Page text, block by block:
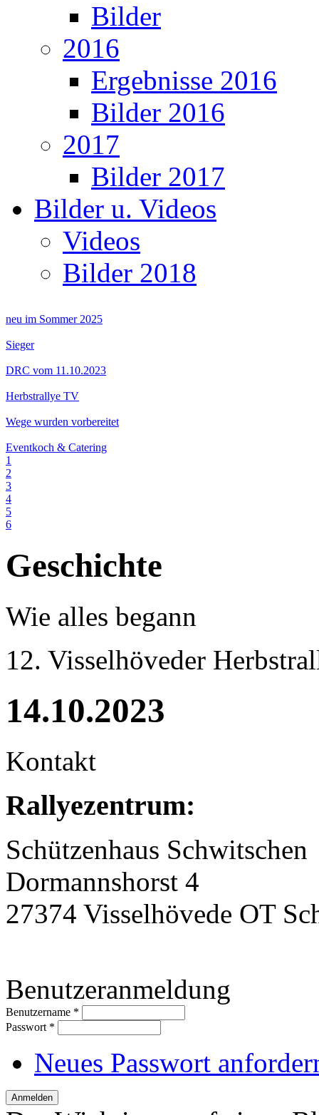
Bilder
2016
Ergebnisse 2016
Bilder 2016
2017
Bilder 2017
Bilder u. Videos
Videos
Bilder 2018
neu im Sommer 2025
Sieger
DRC vom 11.10.2023
Herbstrallye TV
Wege wurden vorbereitet
Eventkoch & Catering
1
2
3
4
5
6
Geschichte
Wie alles begann
12. Visselhöveder
14.10.2023
Kontakt
Rallyezentrum:
Schützenhaus Schwitschen
Dormannshorst 4
27374 Visselhövede OT
Benutzeranmeldung
Benutzername *
Passwort *
Neues Passwort